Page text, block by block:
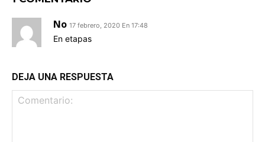
No 17 febrero, 2020 En 17:48
En etapas
DEJA UNA RESPUESTA